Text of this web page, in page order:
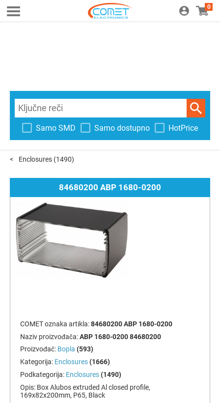
0
Samo SMD Samo dostupno HotPrice
Enclosures (1490)
84680200 ABP 1680-0200
COMET oznaka artikla:84680200 ABP 1680-0200
Naziv proizvođača:ABP 1680-0200 84680200
Proizvođač: Bopla (593)
Kategorija: Enclosures (1666)
Podkategorija: Enclosures (1490)
Opis: Box Alubos extruded Al closed profile,
169x82x200mm, P65, Black